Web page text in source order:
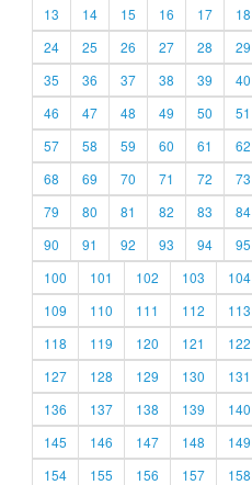
13
14 15 16 17 18
24
25 26 27 28 29
35
36 37 38 39 40
46
47 48 49 50 51
57
58 59 60 61 62
68
69 70 71 72 73
79
80 81 82 83 84
90
91 92 93 94 95
100
101 102 103 104
109
110 111 112 113
118
119 120 121 122
127
128 129 130 131
136
137 138 139 140
145
146 147 148 149
154
155 156 157 158